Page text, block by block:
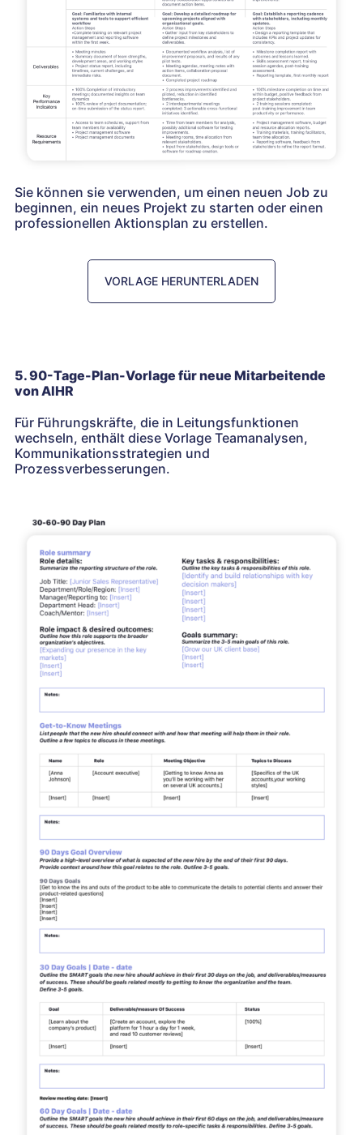
Sie können sie verwenden, um einen neuen Job zu
beginnen, ein neues Projekt zu starten oder einen
professionellen Aktionsplan zu erstellen.
VORLAGE HERUNTERLADEN
5. 90-Tage-Plan-Vorlage für neue Mitarbeitende
von AIHR
Für Führungskräfte, die in Leitungsfunktionen
wechseln, enthält diese Vorlage Teamanalysen,
Kommunikationsstrategien und
Prozessverbesserungen.